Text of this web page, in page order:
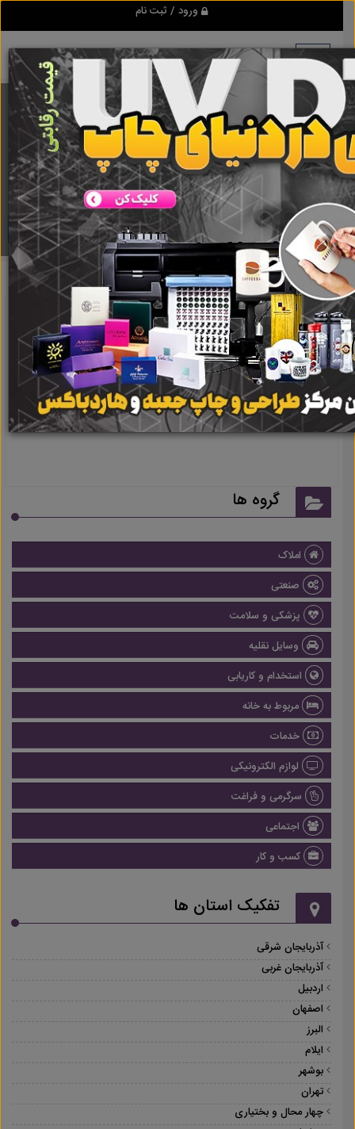
ورود / ثبت نام
برنامه اندروید ابزاریراق
مرجع نیازمندیهای ابزار و یراق آلات عمومی و صنعتی
دانلود
نتیجه ای یافت نشد
گروه ها
املاک
صنعتی
پزشکی و سلامت
وسایل نقلیه
استخدام و کاریابی
مربوط به خانه
خدمات
لوازم الکترونیکی
سرگرمی و فراغت
اجتماعی
کسب و کار
تفکیک استان ها
آذربایجان شرقی
آذربایجان غربی
اردبیل
اصفهان
البرز
ایلام
بوشهر
تهران
چهار محال و بختیاری